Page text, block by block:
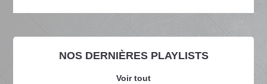
NOS DERNIÈRES PLAYLISTS
Voir tout